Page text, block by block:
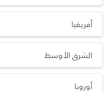
أفريقيا
الشرق الأوسط
أوروبا